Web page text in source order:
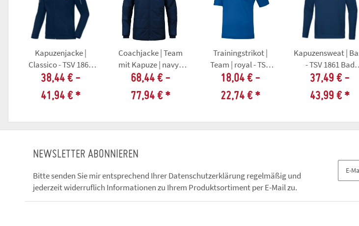
Kapuzenjacke |
Classico - TSV 1861
Bad
Tennstedt/Ballhausen
38,44 € -
41,94 € *
Coachjacke | Team
mit Kapuze | navy -
TSV 1861 Bad
Tennstedt/Ballhausen
68,44 € -
77,94 € *
Trainingstrikot |
Team | royal - TSV
1861 Bad
Tennstedt/Ballhausen
18,04 € -
22,74 € *
Kapuzensweat |
- TSV 1861 Bad
Tennstedt/
37,49 € -
43,99 € *
NEWSLETTER ABONNIEREN
Bitte senden Sie mir entsprechend IhrerDatenschutzerklärungregelmäßig und
jederzeit widerruflich Informationen zu Ihrem Produktsortiment per E-Mail zu.